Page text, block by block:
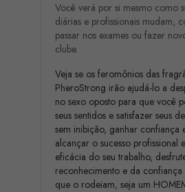
Você verá por si mesmo como
diárias e profissionais mudam,
passar nos exames ou fazer
clube.
Veja se os feromônios das
PheroStrong irão ajudá-lo a
no sexo oposto para que você
seus sentidos e satisfazer seus
sem inibição, ganhar confiança
alcançar o sucesso profissional
eficácia do seu trabalho,
reconhecimento e da confiança
que o rodeiam, seja um